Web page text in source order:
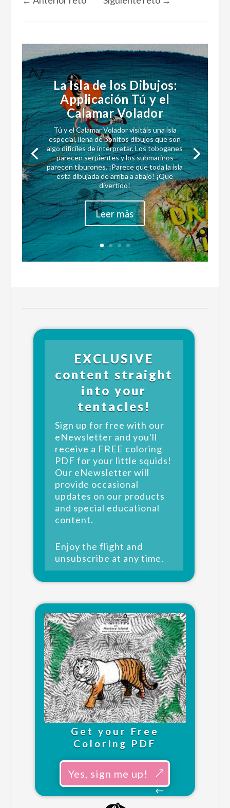
La Isla de los Dibujos:
Applicación Tú y el
Calamar Volador
Tú y el Calamar Volador visitáis una isla
especial, llena de bonitos dibujos que son
algo difíciles de interpretar. Los toboganes
parecen serpientes y los submarinos
parecen tiburones. ¡Parece que toda la isla
está dibujada de arriba a abajo! ¡Que
divertido!
Leer más
EXCLUSIVE
content straight
into your
tentacles!
Sign up for free with our
eNewsletter and you'll
receive a FREE coloring
PDF for your little squids!
Our eNewsletter will
provide occasional
updates on our products
and special educational
content.
Enjoy the flight and
unsubscribe at any time.
Get your Free
Coloring PDF
Yes, sign me up!